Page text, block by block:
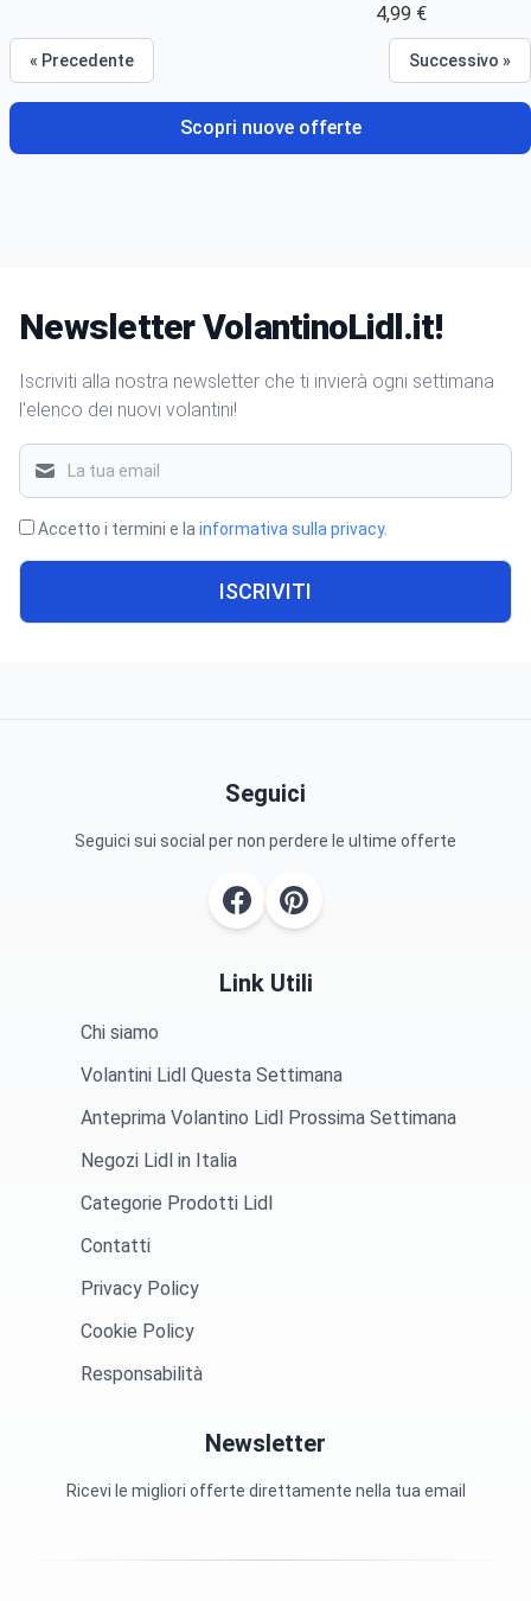
4,99 €
« Precedente Successivo »
Scopri nuove offerte
Newsletter VolantinoLidl.it!
Iscriviti alla nostra newsletter che ti invierà ogni settimana
l'elenco dei nuovi volantini!
Accetto i termini e la informativa sulla privacy.
ISCRIVITI
Seguici
Seguici sui social per non perdere le ultime offerte
Link Utili
Chi siamo
Volantini Lidl Questa Settimana
Anteprima Volantino Lidl Prossima Settimana
Negozi Lidl in Italia
Categorie Prodotti Lidl
Contatti
Privacy Policy
Cookie Policy
Responsabilità
Newsletter
Ricevi le migliori offerte direttamente nella tua email